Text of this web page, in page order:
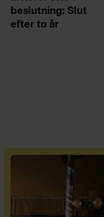
beslutning: Slut
efter to år